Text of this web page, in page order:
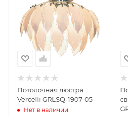
Потолочная люстра
Vercelli GRLSQ-1907-05
Нет в наличии